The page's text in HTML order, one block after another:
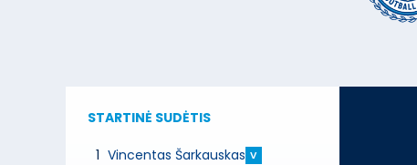
STARTINĖ SUDĖTIS
1 Vincentas Šarkauskas V